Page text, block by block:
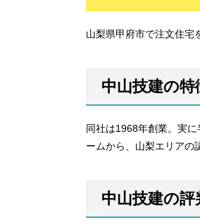
山梨県甲府市で注文住宅
中山技建の特
同社は1968年創業。実
ームから、山梨エリアの
中山技建の評